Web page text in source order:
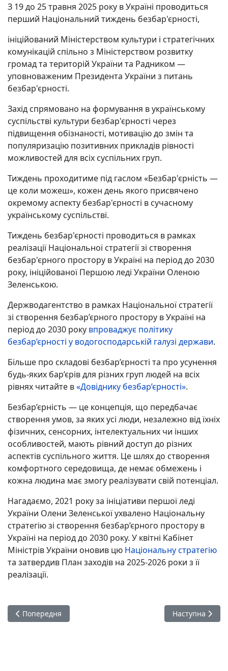
З 19 до 25 травня 2025 року в Україні проводиться
перший Національний тиждень безбар'єрності,
ініційований Міністерством культури і стратегічних
комунікацій спільно з Міністерством розвитку
громад та територій України та Радником —
уповноваженим Президента України з питань
безбар'єрності.
Захід спрямовано на формування в українському
суспільстві культури безбар'єрності через
підвищення обізнаності, мотивацію до змін та
популяризацію позитивних прикладів рівності
можливостей для всіх суспільних груп.
Тиждень проходитиме під гаслом «Безбар'єрність —
це коли можеш», кожен день якого присвячено
окремому аспекту безбар'єрності в сучасному
українському суспільстві.
Тиждень безбар'єрності проводиться в рамках
реалізації Національної стратегії зі створення
безбар'єрного простору в Україні на період до 2030
року, ініційованої Першою леді України Оленою
Зеленською.
Держводагентство в рамках Національної стратегії
зі створення безбар’єрного простору в Україні на
період до 2030 року впроваджує політику
безбар’єрності у водогосподарській галузі держави.
Більше про складові безбар’єрності та про усунення
будь-яких бар’єрів для різних груп людей на всіх
рівнях читайте в«Довіднику безбар’єрності».
Безбар’єрність — це концепція, що передбачає
створення умов, за яких усі люди, незалежно від їхніх
фізичних, сенсорних, інтелектуальних чи інших
особливостей, мають рівний доступ до різних
аспектів суспільного життя. Це шлях до створення
комфортного середовища, де немає обмежень і
кожна людина має змогу реалізувати свій потенціал.
Нагадаємо, 2021 року за ініціативи першої леді
України Олени Зеленської ухвалено Національну
стратегію зі створення безбар’єрного простору в
Україні на період до 2030 року. У квітні Кабінет
Міністрів України оновив цю Національну стратегію
та затвердив План заходів на 2025-2026 роки з її
реалізації.
Попередня стаття: Україна має важливий історичний
Попередня Наступна
Наступна